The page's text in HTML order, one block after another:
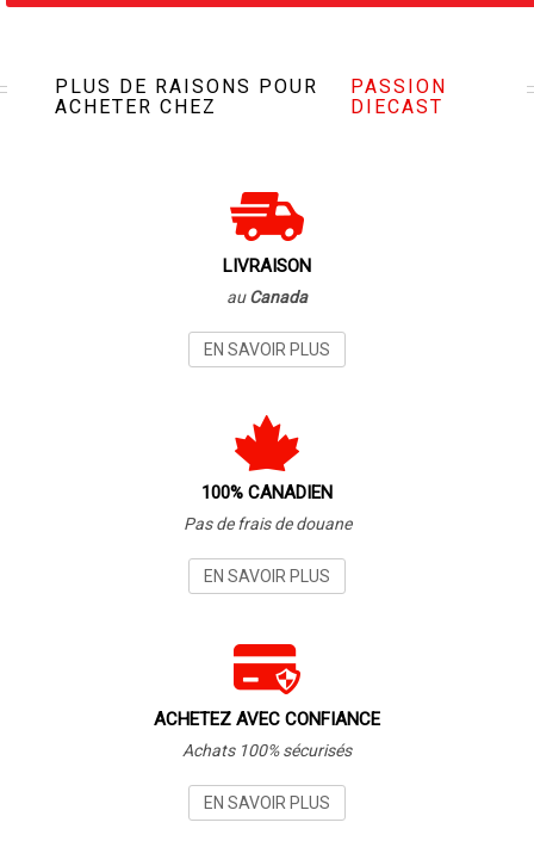
PLUS DE RAISONS POUR
ACHETER CHEZ
PASSION
DIECAST
LIVRAISON
auCanada
EN SAVOIR PLUS
100% CANADIEN
Pas de frais de douane
EN SAVOIR PLUS
ACHETEZ AVEC CONFIANCE
Achats 100% sécurisés
EN SAVOIR PLUS